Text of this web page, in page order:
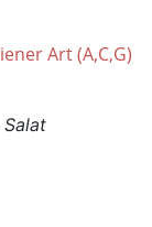
Art (A,C,G)